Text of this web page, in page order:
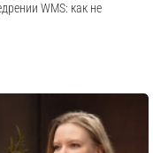
WMS: как не